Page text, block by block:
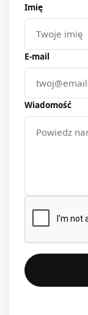
Imię
E-mail
Wiadomość